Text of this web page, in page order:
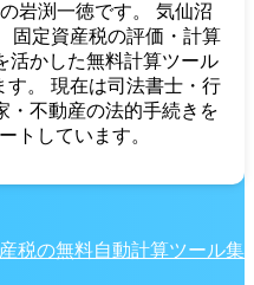
岩渕一徳です。 気仙沼
固定資産税の評価・計算
活かした無料計算ツール
す。 現在は司法書士・行
・不動産の法的手続きを
トしています。
税の無料自動計算ツール集